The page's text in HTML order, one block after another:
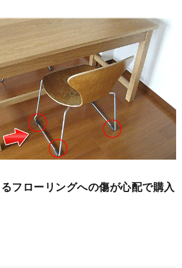
フローリングへの傷が心配で購入